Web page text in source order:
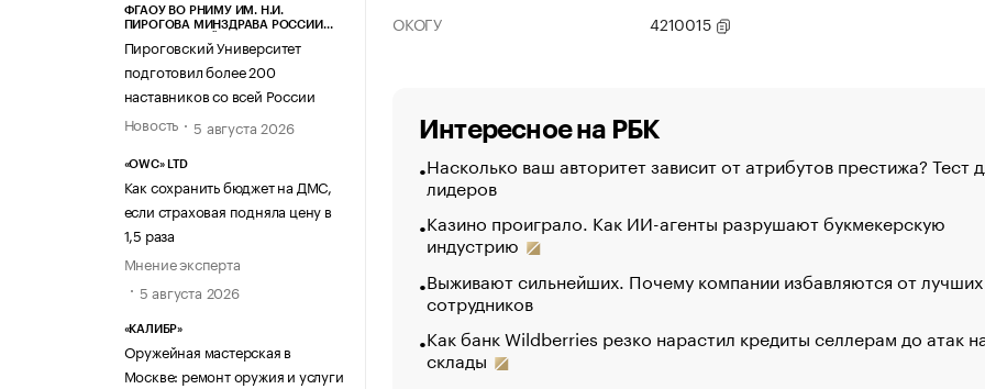
ФГАОУ ВО РНИМУ ИМ. Н.И.
ПИРОГОВА МИНЗДРАВА РОССИИ
Пироговский Университет
подготовил более 200
наставников со всей России
Новость
5 августа 2026
«OWC» LTD
Как сохранить бюджет на ДМС,
если страховая подняла цену в
1,5 раза
Мнение эксперта
5 августа 2026
«КАЛИБР»
Оружейная мастерская в
Москве: ремонт оружия и услуги
ОКОГУ
4210015
Интересное на РБК
Насколько ваш авторитет зависит от атрибутов престижа? Тест
лидеров
Казино проиграло. Как ИИ-агенты разрушают букмекерскую
индустрию
Выживают сильнейших. Почему компании избавляются от лучших
сотрудников
Как банк Wildberries резко нарастил кредиты селлерам до атак
склады